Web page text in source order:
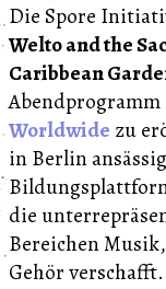
Die Spore
Welto and the
Caribbean
Worldwide zu
in Berlin
die
Bereichen
Gehör verschafft.